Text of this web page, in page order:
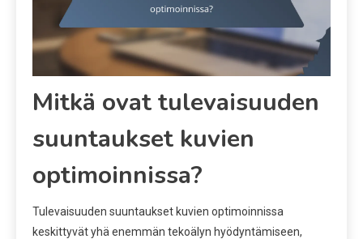
Mitkä ovat tulevaisuuden
suuntaukset kuvien
optimoinnissa?
Tulevaisuuden suuntaukset kuvien optimoinnissa
keskittyvät yhä enemmän tekoälyn hyödyntämiseen,